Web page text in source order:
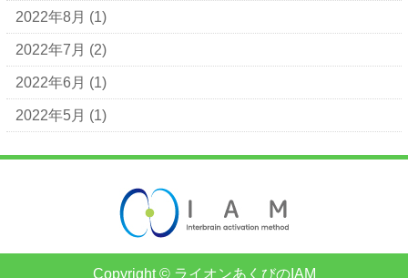
2022年8月 (1)
2022年7月 (2)
2022年6月 (1)
2022年5月 (1)
Copyright © ライオンあくびのIAM